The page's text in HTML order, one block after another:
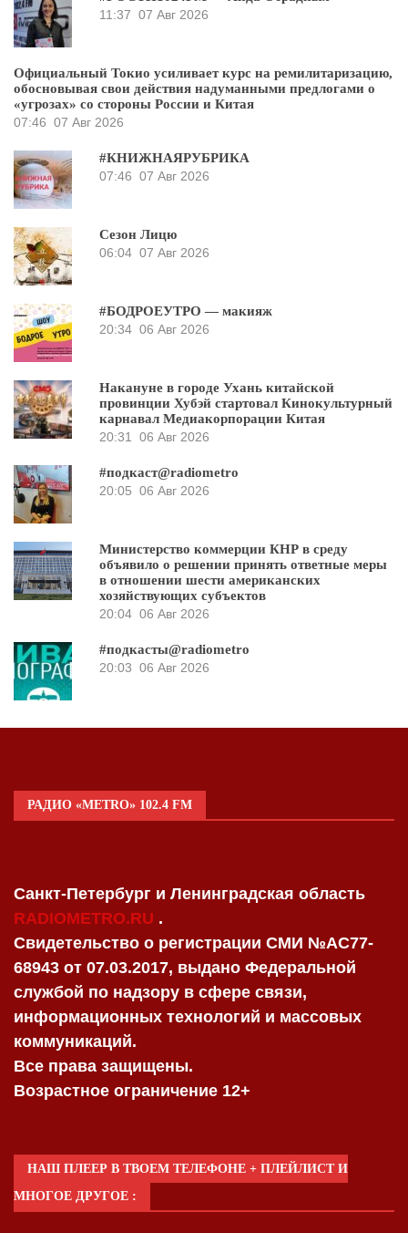
11:37 07 Авг 2026
Официальный Токио усиливает курс на ремилитаризацию,
обосновывая свои действия надуманными предлогами о
«угрозах» со стороны России и Китая
07:46 07 Авг 2026
#КНИЖНАЯРУБРИКА
07:46 07 Авг 2026
Сезон Лицю
06:04 07 Авг 2026
#БОДРОЕУТРО — макияж
20:34 06 Авг 2026
Накануне в городе Ухань китайской
провинции Хубэй стартовал Кинокультурный
карнавал Медиакорпорации Китая
20:31
06 Авг 2026
#подкаст@radiometro
20:05 06 Авг 2026
Министерство коммерции КНР в среду
объявило о решении принять ответные меры
в отношении шести американских
хозяйствующих субъектов
20:04 06 Авг 2026
#подкасты@radiometro
20:03 06 Авг 2026
РАДИО «METRO» 102.4 FM
Санкт-Петербург и Ленинградская область
RADIOMETRO.RU .
Свидетельство о регистрации СМИ №AC77-
68943 от 07.03.2017, выдано Федеральной
службой по надзору в сфере связи,
информационных технологий и массовых
коммуникаций.
Все права защищены.
Возрастное ограничение 12+
НАШ ПЛЕЕР В ТВОЕМ ТЕЛЕФОНЕ + ПЛЕЙЛИСТ И
МНОГОЕ ДРУГОЕ :